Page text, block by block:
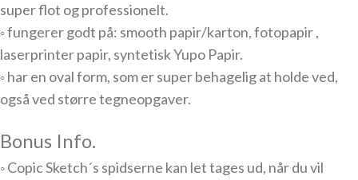
super flot og professionelt.
◦ fungerer godt på: smooth papir/karton, fotopapir ,
laserprinter papir, syntetisk Yupo Papir.
◦ har en oval form, som er super behagelig at holde ved,
også ved større tegneopgaver.
Bonus Info.
◦ Copic Sketch´s spidserne kan let tages ud, når du vil